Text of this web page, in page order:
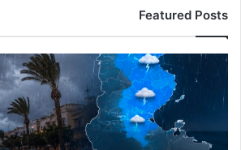
Featured Posts
ا
ر
د